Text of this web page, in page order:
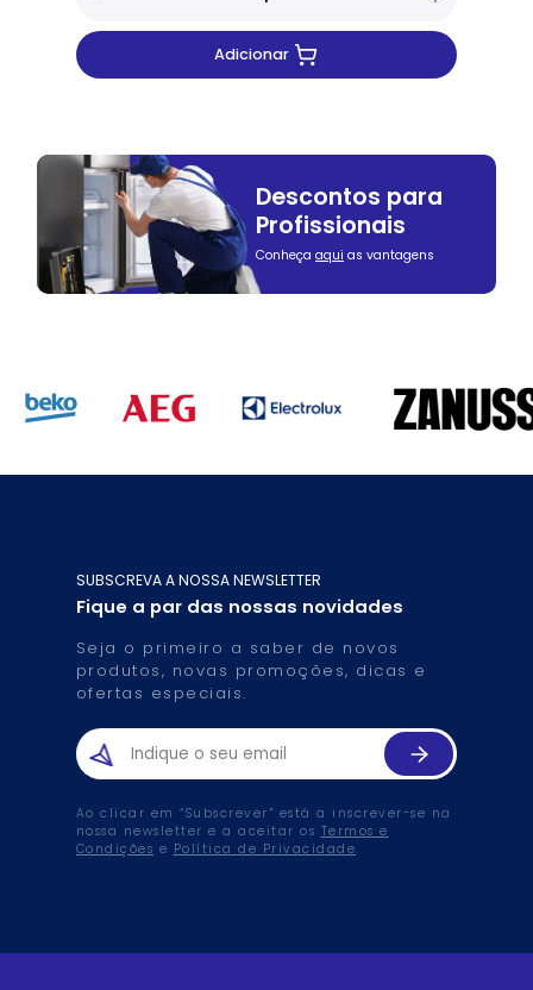
Adicionar
Descontos para
Profissionais
Conheça aqui as vantagens
SUBSCREVA A NOSSA NEWSLETTER
Fique a par das nossas novidades
Seja o primeiro a saber de novos
produtos, novas promoções, dicas e
ofertas especiais.
Ao clicar em “Subscrever” está a inscrever-se na
nossa newsletter e a aceitar os Termos e
Condições e Política de Privacidade.